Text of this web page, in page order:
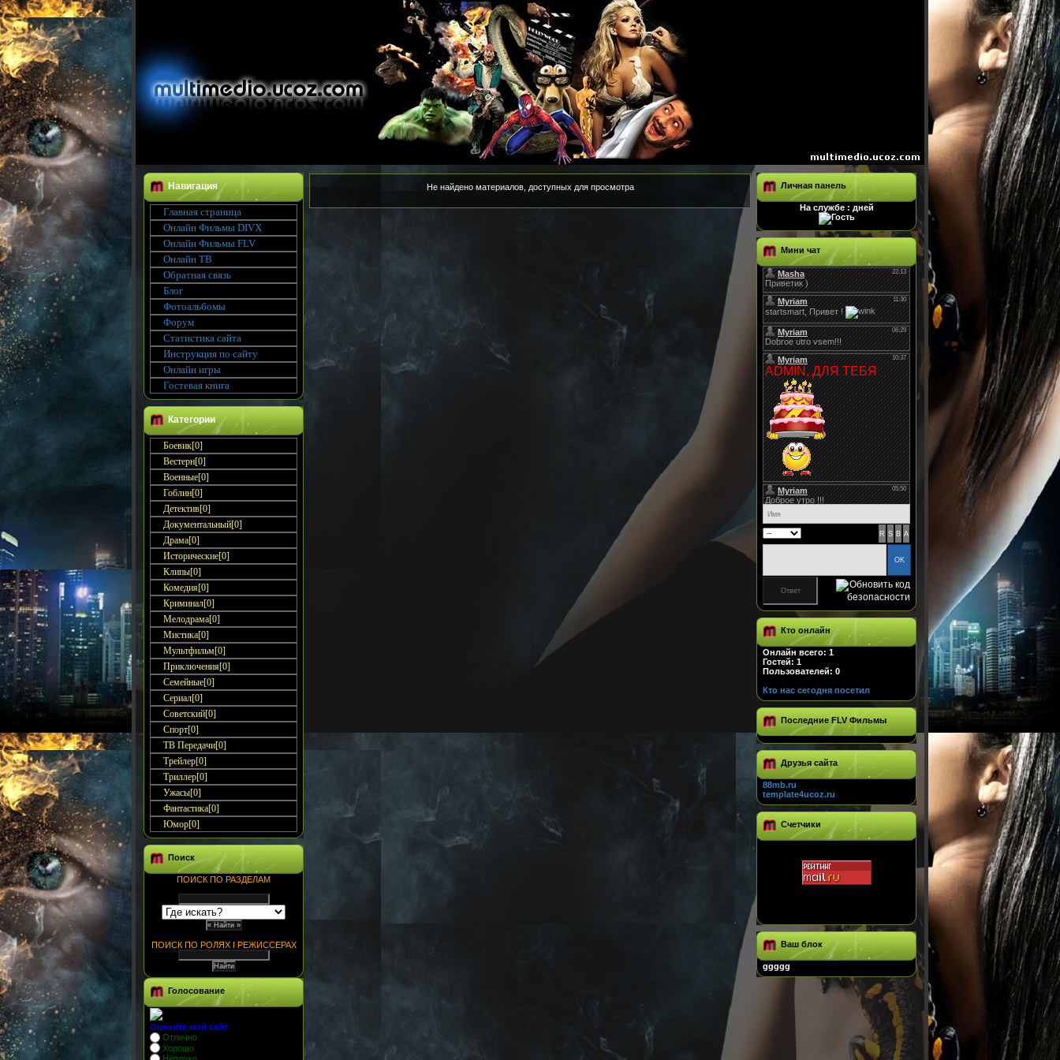
Не найдено материалов, доступных для просмотра
Навигация
Главная страница
Онлайн Фильмы DIVX
Онлайн Фильмы FLV
Онлайн ТВ
Обратная связь
Блог
Фотоальбомы
Форум
Статистика сайта
Инструкция по сайту
Онлайн игры
Гостевая книга
Категории
Боевик[0]
Вестерн[0]
Военные[0]
Гоблин[0]
Детектив[0]
Документальный[0]
Драма[0]
Исторические[0]
Клипы[0]
Комедия[0]
Криминал[0]
Мелодрама[0]
Мистика[0]
Мультфильм[0]
Приключения[0]
Семейные[0]
Сериал[0]
Советский[0]
Спорт[0]
ТВ Передачи[0]
Трейлер[0]
Триллер[0]
Ужасы[0]
Фантастика[0]
Юмор[0]
Поиск
ПОИСК ПО РАЗДЕЛАМ
ПОИСК ПО РОЛЯХ I РЕЖИССЕРАХ
Голосование
Оцените мой сайт
Отлично
Хорошо
Личная панель
На службе : дней
Мини чат
Кто онлайн
Онлайн всего: 1
Гостей: 1
Пользователей: 0
Кто нас сегодня посетил
Последние FLV Фильмы
Друзья сайта
88mb.ru
template4ucoz.ru
Счетчики
Ваш блок
ggggg